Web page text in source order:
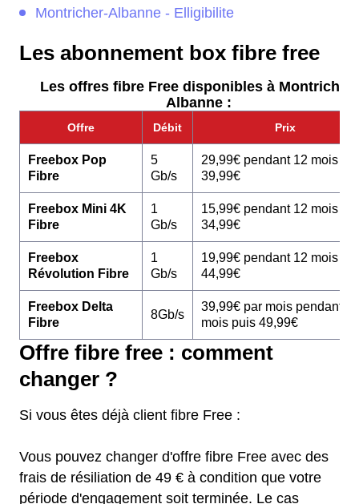
Montricher-Albanne - Elligibilite
Les abonnement box fibre free
Les offres fibre Free disponibles à Montricher-
Albanne :
Offre Débit Prix
Freebox Pop
Fibre
5
Gb/s
29,99€ pendant 12 mois
39,99€
Freebox Mini 4K
Fibre
1
Gb/s
15,99€ pendant 12 mois
34,99€
Freebox
Révolution Fibre
1
Gb/s
19,99€ pendant 12 mois
44,99€
Freebox Delta
Fibre
8Gb/s
39,99€ par mois pendant 12
mois puis 49,99€
Offre fibre free : comment
changer ?
Si vous êtes déjà client fibre Free :
Vous pouvez changer d'offre fibre Free avec des
frais de résiliation de 49 € à condition que votre
période d'engagement soit terminée. Le cas